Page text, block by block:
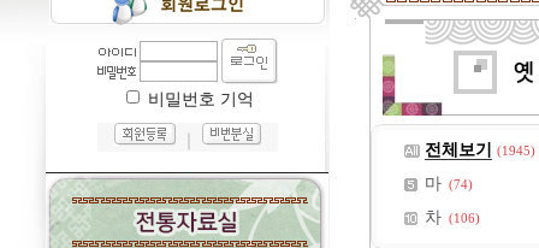
비밀번호 기억
전체보기 (1945)
마 (74)
차 (106)